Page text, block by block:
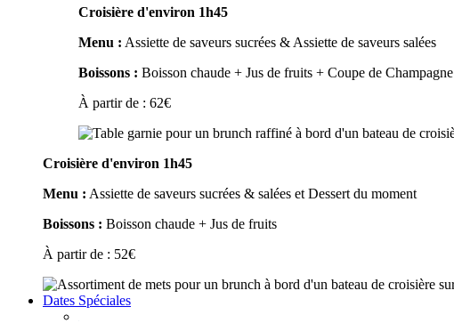
Croisière d'environ 1h45
Menu : Assiette de saveurs sucrées & Assiette de saveurs salées
Boissons : Boisson chaude + Jus de fruits + Coupe de Champagne
À partir de : 62€
Croisière d'environ 1h45
Menu : Assiette de saveurs sucrées & salées et Dessert du moment
Boissons : Boisson chaude + Jus de fruits
À partir de : 52€
Dates Spéciales